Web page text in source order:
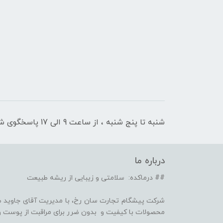
شنبه تا پنج شنبه ، از ساعت 9 الی 17 پاسخگوی شما هستیم
درباره ما
## درماکده: سلامتی و زیبایی از ریشه طبیعت
شرکت پیشگام تجارت سان رخ، با مدیریت آقای
محصولات با کیفیت و بدون ضرر برای مراقبت از پوست